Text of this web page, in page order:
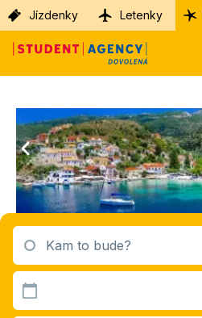
Jízdenky Letenky
Kam to bude?